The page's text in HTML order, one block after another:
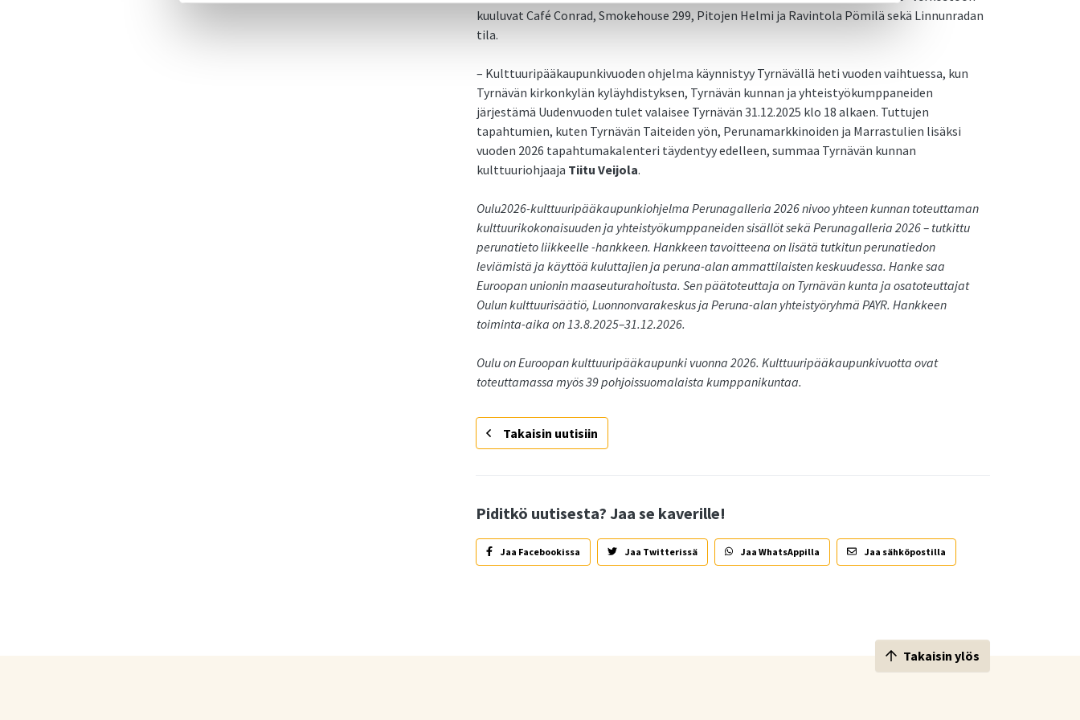
kuuluvat Café Conrad, Smokehouse 299, Pitojen Helmi ja Ravintola Pömilä sekä Linnunradan
tila.
– Kulttuuripääkaupunkivuoden ohjelma käynnistyy Tyrnävällä heti vuoden vaihtuessa, kun
Tyrnävän kirkonkylän kyläyhdistyksen, Tyrnävän kunnan ja yhteistyökumppaneiden
järjestämä Uudenvuoden tulet valaisee Tyrnävän 31.12.2025 klo 18 alkaen. Tuttujen
tapahtumien, kuten Tyrnävän Taiteiden yön, Perunamarkkinoiden ja Marrastulien lisäksi
vuoden 2026 tapahtumakalenteri täydentyy edelleen, summaa Tyrnävän kunnan
kulttuuriohjaaja Tiitu Veijola.
Oulu2026-kulttuuripääkaupunkiohjelma Perunagalleria 2026 nivoo yhteen kunnan toteuttaman
kulttuurikokonaisuuden ja yhteistyökumppaneiden sisällöt sekä Perunagalleria 2026 – tutkittu
perunatieto liikkeelle -hankkeen. Hankkeen tavoitteena on lisätä tutkitun perunatiedon
leviämistä ja käyttöä kuluttajien ja peruna-alan ammattilaisten keskuudessa. Hanke saa
Euroopan unionin maaseuturahoitusta. Sen päätoteuttaja on Tyrnävän kunta ja osatoteuttajat
Oulun kulttuurisäätiö, Luonnonvarakeskus ja Peruna-alan yhteistyöryhmä PAYR. Hankkeen
toiminta-aika on 13.8.2025–31.12.2026.
Oulu on Euroopan kulttuuripääkaupunki vuonna 2026. Kulttuuripääkaupunkivuotta ovat
toteuttamassa myös 39 pohjoissuomalaista kumppanikuntaa.
Takaisin uutisiin
Piditkö uutisesta? Jaa se kaverille!
Jaa Facebookissa Jaa Twitterissä Jaa WhatsAppilla Jaa sähköpostilla
Takaisin ylös